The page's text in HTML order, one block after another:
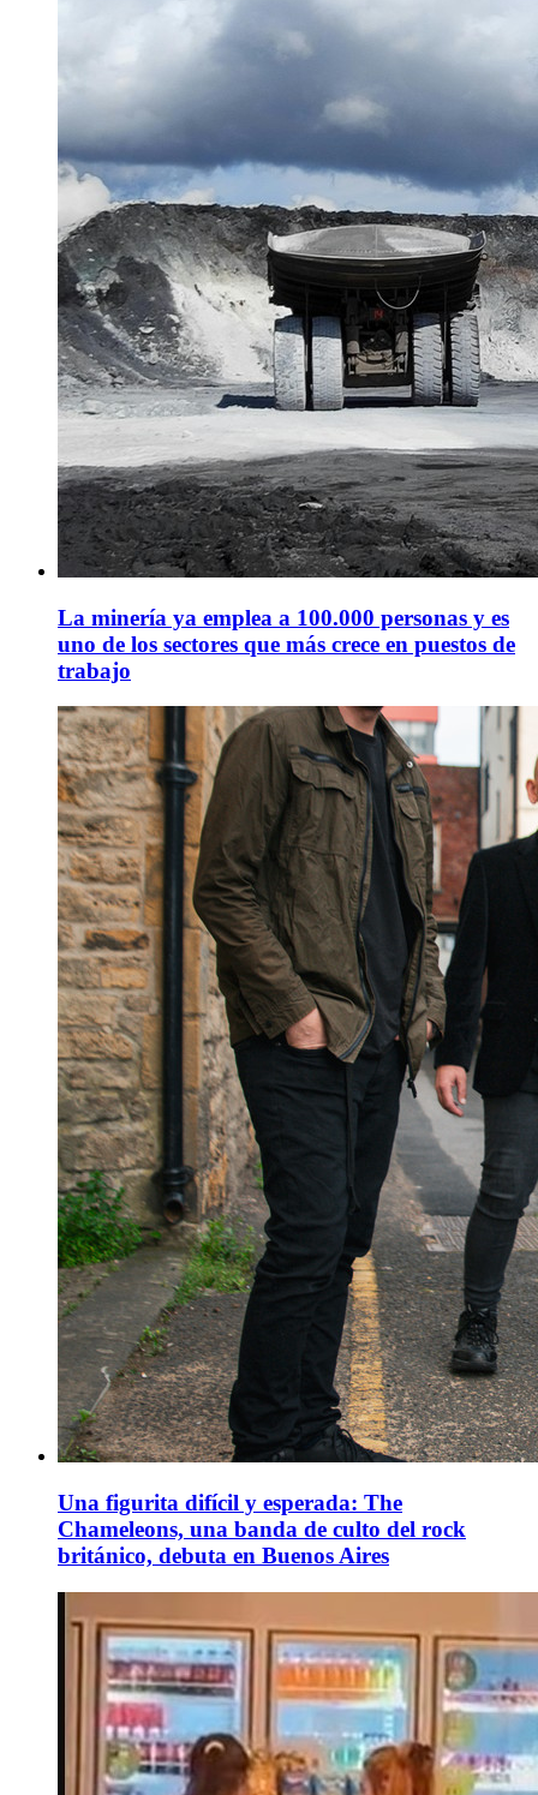
La minería ya emplea a 100.000 personas y es
uno de los sectores que más crece en puestos de
trabajo
Una figurita difícil y esperada: The
Chameleons, una banda de culto del rock
británico, debuta en Buenos Aires